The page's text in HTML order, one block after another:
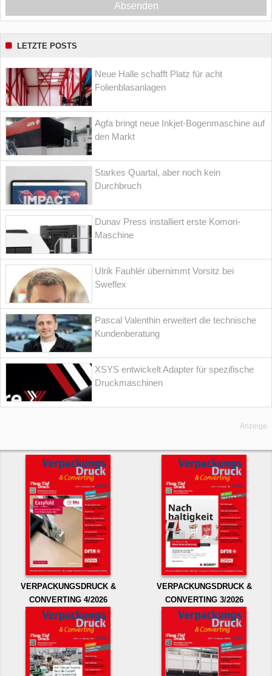
Absenden
LETZTE POSTS
Neue Halle schafft Platz für acht
Folienblasanlagen
Agfa bringt neue Inkjet-Bogenmaschine auf
den Markt
Starkes Quartal, aber noch kein
Durchbruch
Dunav Press installiert erste Komori-
Maschine
Ulrik Fauhlér übernimmt Vorsitz bei
Sweflex
Pascal Valenthin erweitert die technische
Kundenberatung
XSYS entwickelt Adapter für spezifische
Druckmaschinen
Anzeige
VERPACKUNGSDRUCK &
CONVERTING 4/2026
VERPACKUNGSDRUCK &
CONVERTING 3/2026